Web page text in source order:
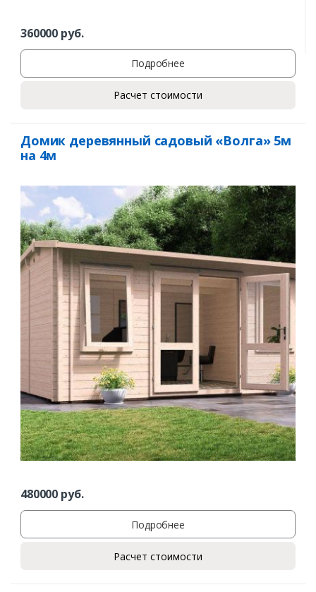
360000 руб.
Подробнее
Расчет стоимости
Домик деревянный садовый «Волга» 5м
на 4м
480000 руб.
Подробнее
Расчет стоимости